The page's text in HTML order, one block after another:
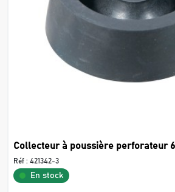
Collecteur à poussière perforateur 6
Réf : 421342-3
En stock